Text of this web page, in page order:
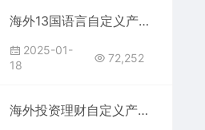
海外13国语言自定义产品理财投资系统源码
2025-01-
18
72,252
海外投资理财自定义产品源码